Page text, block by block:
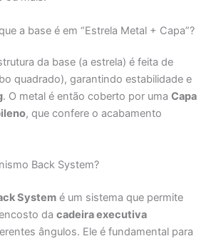
a base é em “Estrela Metal + Capa”?
da base (a estrela) é feita de
quadrado), garantindo estabilidade e
. O metal é então coberto por uma Capa
, que confere o acabamento
Back System?
System é um sistema que permite
da cadeira executiva
ângulos. Ele é fundamental para